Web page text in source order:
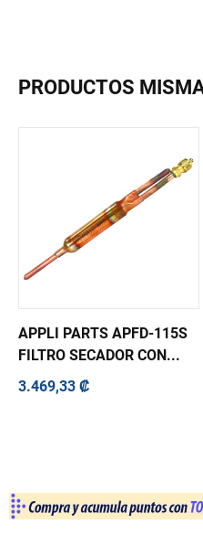
PRODUCTOS
APPLI PARTS APFD-115S
FILTRO SECADOR CON...
3.469,33 ₡